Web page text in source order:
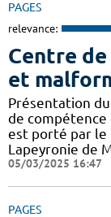
PAGES
relevance:
Centre
et
Présentation
de
est porté par le
Lapeyronie de
05/03/2025 16:47
PAGES